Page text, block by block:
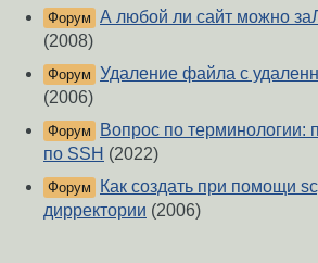
Форум А любой ли сайт можно
(2008)
Форум Удаление файла с
(2006)
Форум
Вопрос по терминологии:
по SSH (2022)
Форум
Как создать при помощи
дирректории (2006)